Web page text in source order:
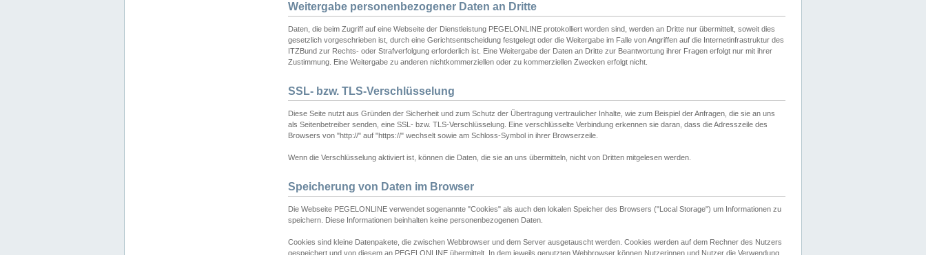
Weitergabe personenbezogener Daten an Dritte
Daten, die beim Zugriff auf eine Webseite der Dienstleistung PEGELONLINE protokolliert worden sind, werden an Dritte nur übermittelt, soweit dies
gesetzlich vorgeschrieben ist, durch eine Gerichtsentscheidung festgelegt oder die Weitergabe im Falle von Angriffen auf die Internetinfrastruktur des
ITZBund zur Rechts- oder Strafverfolgung erforderlich ist. Eine Weitergabe der Daten an Dritte zur Beantwortung ihrer Fragen erfolgt nur mit ihrer
Zustimmung. Eine Weitergabe zu anderen nichtkommerziellen oder zu kommerziellen Zwecken erfolgt nicht.
SSL- bzw. TLS-Verschlüsselung
Diese Seite nutzt aus Gründen der Sicherheit und zum Schutz der Übertragung vertraulicher Inhalte, wie zum Beispiel der Anfragen, die sie an uns
als Seitenbetreiber senden, eine SSL- bzw. TLS-Verschlüsselung. Eine verschlüsselte Verbindung erkennen sie daran, dass die Adresszeile des
Browsers von "http://" auf "https://" wechselt sowie am Schloss-Symbol in ihrer Browserzeile.
Wenn die Verschlüsselung aktiviert ist, können die Daten, die sie an uns übermitteln, nicht von Dritten mitgelesen werden.
Speicherung von Daten im Browser
Die Webseite PEGELONLINE verwendet sogenannte "Cookies" als auch den lokalen Speicher des Browsers ("Local Storage") um Informationen zu
speichern. Diese Informationen beinhalten keine personenbezogenen Daten.
Cookies sind kleine Datenpakete, die zwischen Webbrowser und dem Server ausgetauscht werden. Cookies werden auf dem Rechner des Nutzers
gespeichert und von diesem an PEGELONLINE übermittelt. In dem jeweils genutzten Webbrowser können Nutzerinnen und Nutzer die Verwendung